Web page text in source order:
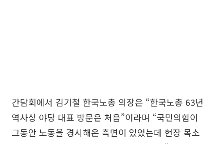
간담회에서 김기철 한국노총 의장은 “한국노총 63년
역사상 야당 대표 방문은 처음”이라며 “국민의힘이
그동안 노동을 경시해온 측면이 있었는데 현장 목소